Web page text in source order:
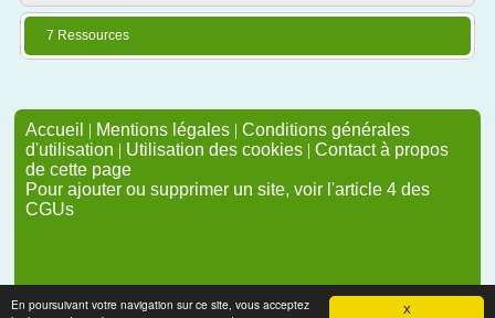
X
En poursuivant votre navigation sur ce site, vous acceptez
7 Ressources
Accueil | Mentions légales | Conditions générales
d'utilisation | Utilisation des cookies | Contact à propos
de cette page
Pour ajouter ou supprimer un site, voir l'article 4 des
CGUs